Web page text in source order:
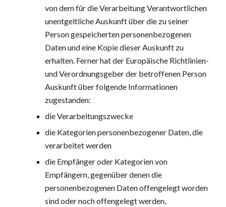
von dem für die Verarbeitung Verantwortlichen
unentgeltliche Auskunft über die zu seiner
Person gespeicherten personenbezogenen
Daten und eine Kopie dieser Auskunft zu
erhalten. Ferner hat der Europäische Richtlinien-
und Verordnungsgeber der betroffenen Person
Auskunft über folgende Informationen
zugestanden:
die Verarbeitungszwecke
die Kategorien personenbezogener Daten, die
verarbeitet werden
die Empfänger oder Kategorien von
Empfängern, gegenüber denen die
personenbezogenen Daten offengelegt worden
sind oder noch offengelegt werden,